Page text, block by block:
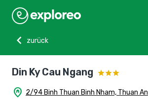
chevron_left
zurück
Din Ky Cau Ngang
home_pin 2/94 Binh Thuan Binh Nham, Thuan An